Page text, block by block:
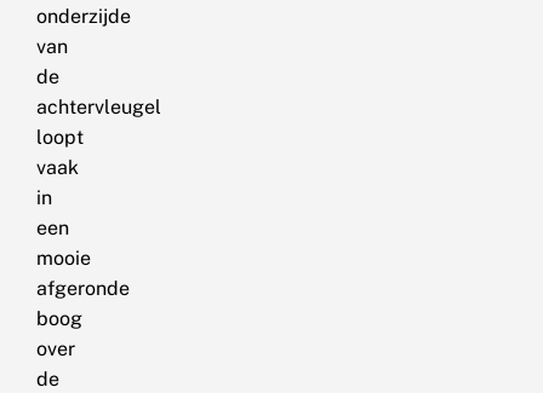
onderzijde
van
de
achtervleugel
loopt
vaak
in
een
mooie
afgeronde
boog
over
de